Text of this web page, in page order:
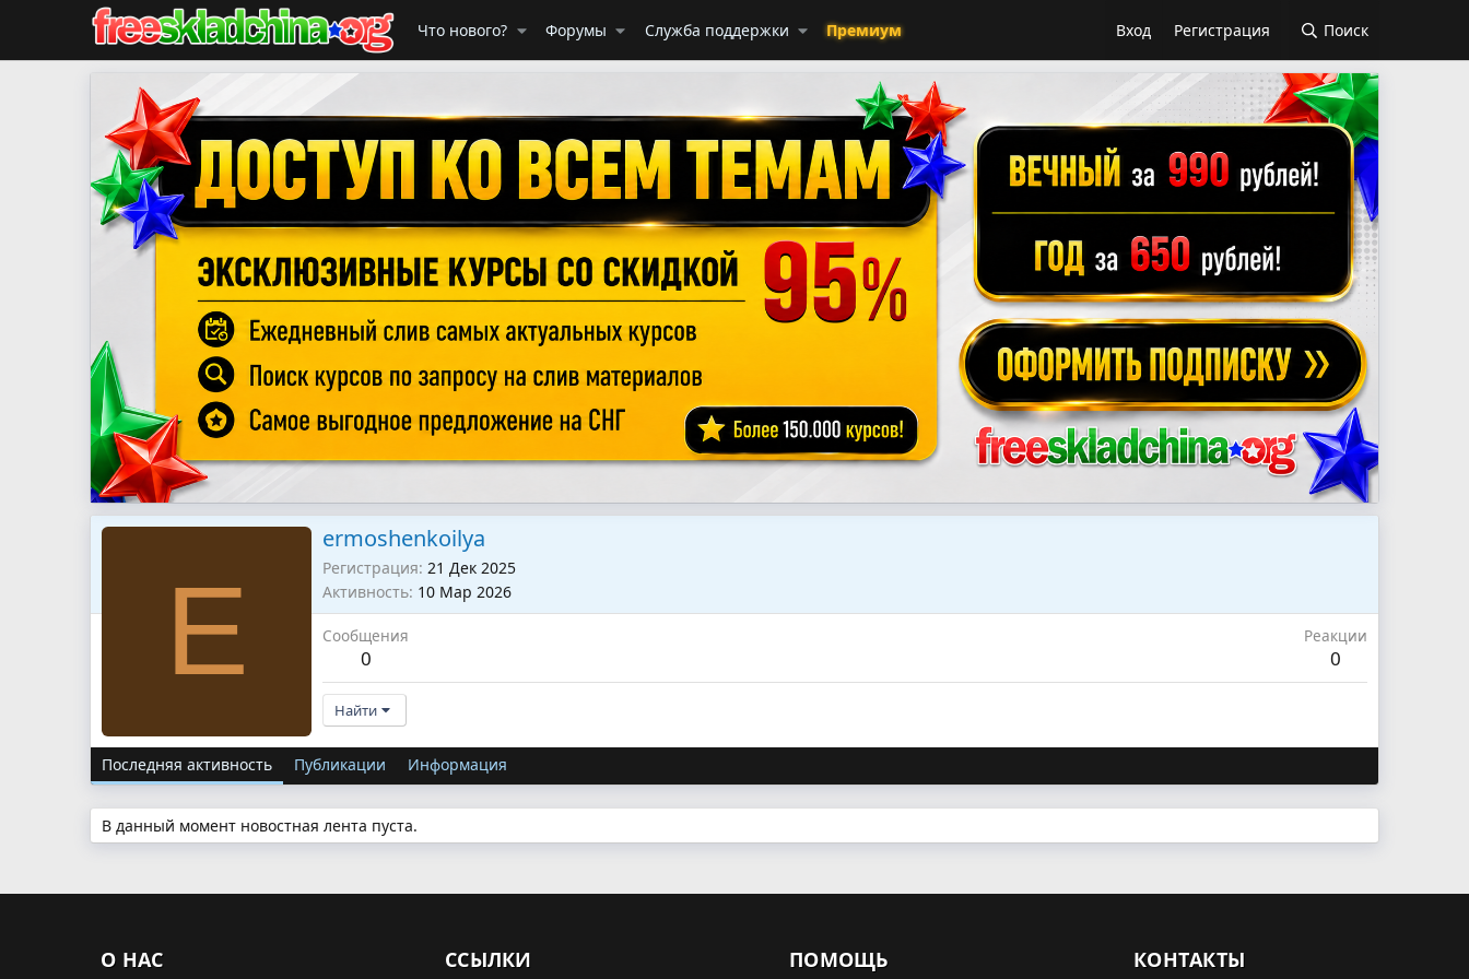
Что нового? Форумы Служба поддержки Премиум Вход Регистрация Поиск
E
ermoshenkoilya
Регистрация 21 Дек 2025
Активность 10 Мар 2026
Сообщения
0
Реакции
0
Найти
Последняя активность Публикации Информация
В данный момент новостная лента пуста.
О НАС ССЫЛКИ ПОМОЩЬ КОНТАКТЫ